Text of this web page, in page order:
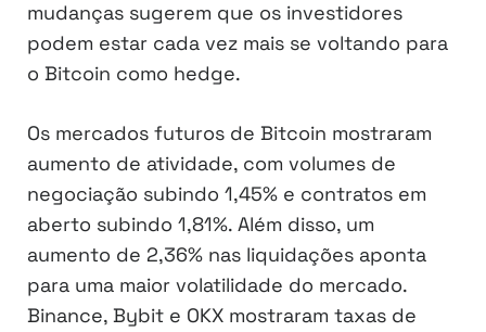
mudanças sugerem que os investidores
podem estar cada vez mais se voltando para
o Bitcoin como hedge.
Os mercados futuros de Bitcoin mostraram
aumento de atividade, com volumes de
negociação subindo 1,45% e contratos em
aberto subindo 1,81%. Além disso, um
aumento de 2,36% nas liquidações aponta
para uma maior volatilidade do mercado.
Binance, Bybit e OKX mostraram taxas de